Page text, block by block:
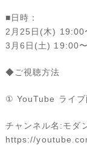
■日時：
2月25日(木) 19:00
3月6日(土) 19:00
◆ご視聴方法
① YouTube ライブ
チャンネル名:モダ
https://